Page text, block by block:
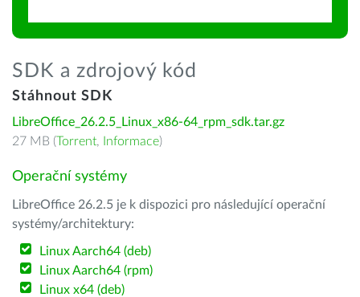
SDK a zdrojový kód
Stáhnout SDK
LibreOffice_26.2.5_Linux_x86-64_rpm_sdk.tar.gz
27 MB (Torrent, Informace)
Operační systémy
LibreOffice 26.2.5 je k dispozici pro následující operační
systémy/architektury:
Linux Aarch64 (deb)
Linux Aarch64 (rpm)
Linux x64 (deb)